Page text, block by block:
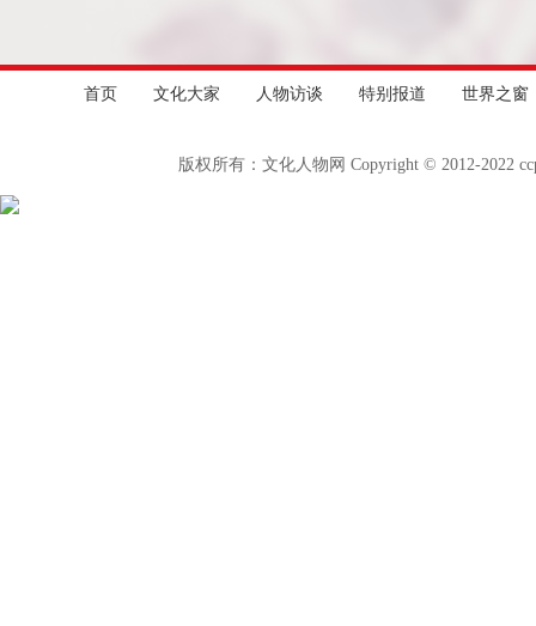
首页 文化大家 人物访谈 特别报道 世界之窗
版权所有：文化人物网 Copyright © 2012-2022